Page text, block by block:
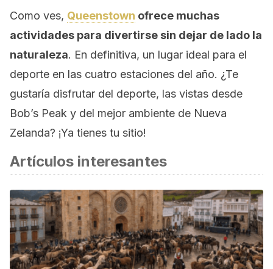
Como ves, Queenstown ofrece muchas
actividades para divertirse sin dejar de lado la
naturaleza. En definitiva, un lugar ideal para el
deporte en las cuatro estaciones del año. ¿Te
gustaría disfrutar del deporte, las vistas desde
Bob’s Peak y del mejor ambiente de Nueva
Zelanda? ¡Ya tienes tu sitio!
Artículos interesantes